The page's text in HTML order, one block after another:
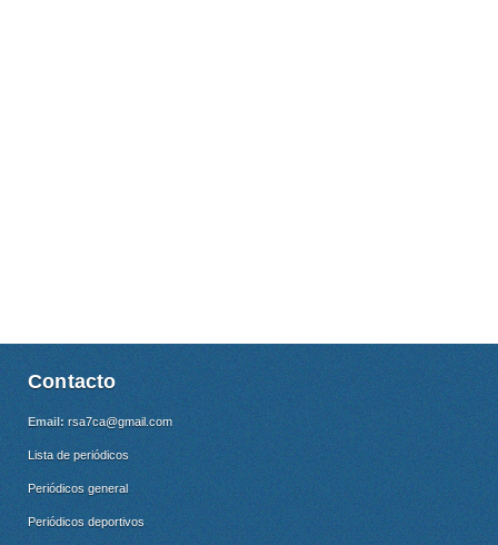
Contacto
Email: rsa7ca@gmail.com
Lista de periódicos
Periódicos general
Periódicos deportivos